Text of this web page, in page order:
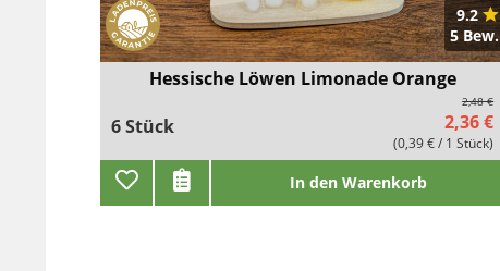
9.2
5 Bew.
Hessische Löwen Limonade Orange
6 Stück
2,48 €
2,36 €
(0,39 € / 1 Stück)
In den Warenkorb